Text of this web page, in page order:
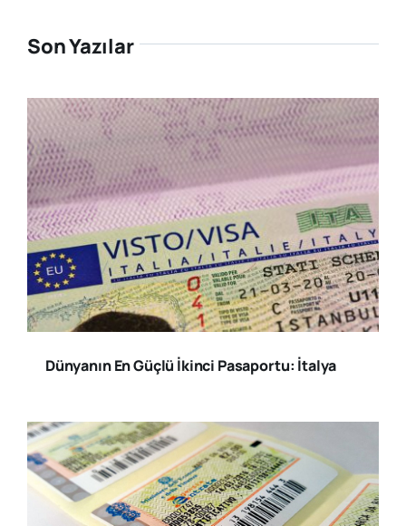
Son Yazılar
Dünyanın En Güçlü İkinci Pasaportu: İtalya